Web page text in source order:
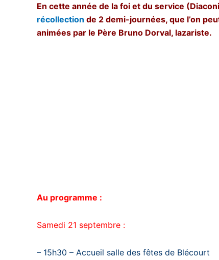
En cette année de la foi et du service
récollection de 2 demi-journées, que l’on
animées par le Père Bruno Dorval, lazariste.
Au programme :
Samedi 21 septembre :
– 15h30 – Accueil salle des fêtes de Blécourt